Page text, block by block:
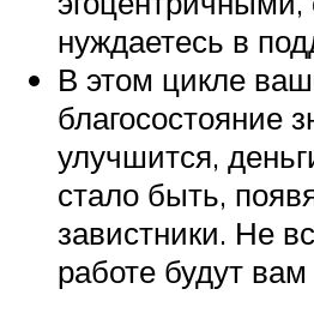
нуждаетесь в
В этом цикле
благосостояние
улучшится,
стало быть,
завистники. Не
работе будут